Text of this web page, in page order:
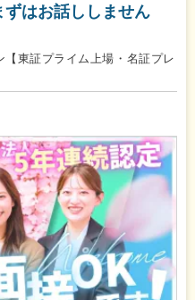
ずはお話ししません
東証プライム上場・名証プレ